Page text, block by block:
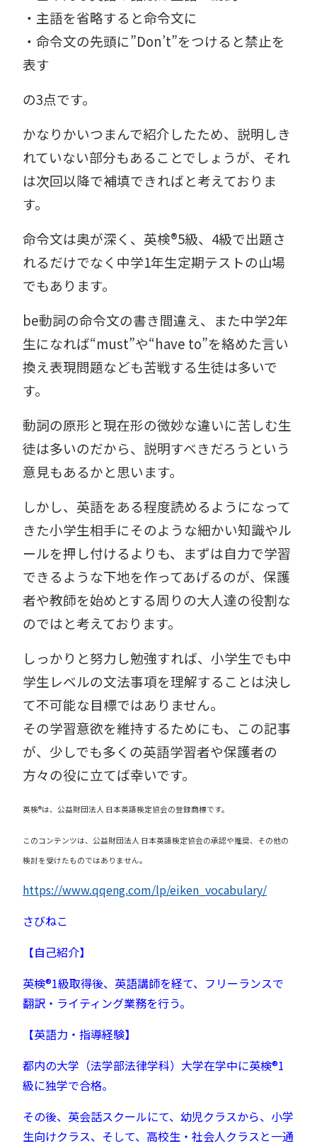
・主語を省略すると命令文に
・命令文の先頭に”Don’t”をつけると禁止を
表す
の3点です。
かなりかいつまんで紹介したため、説明しき
れていない部分もあることでしょうが、それ
は次回以降で補填できればと考えておりま
す。
命令文は奥が深く、英検®︎5級、4級で出題さ
れるだけでなく中学1年生定期テストの山場
でもあります。
be動詞の命令文の書き間違え、また中学2年
生になれば“must”や“have to”を絡めた言い
換え表現問題なども苦戦する生徒は多いで
す。
動詞の原形と現在形の微妙な違いに苦しむ生
徒は多いのだから、説明すべきだろうという
意見もあるかと思います。
しかし、英語をある程度読めるようになって
きた小学生相手にそのような細かい知識やル
ールを押し付けるよりも、まずは自力で学習
できるような下地を作ってあげるのが、保護
者や教師を始めとする周りの大人達の役割な
のではと考えております。
しっかりと努力し勉強すれば、小学生でも中
学生レベルの文法事項を理解することは決し
て不可能な目標ではありません。
その学習意欲を維持するためにも、 この記事
が、少しでも多くの英語学習者や保護者の
方々の役に立てば幸いです。
英検®︎は、公益財団法人 日本英語検定協会の登録商標です。
このコンテンツは、公益財団法人 日本英語検定協会の承認や推奨、その他の
検討を受けたものではありません。
https://www.qqeng.com/lp/eiken_vocabulary/
さびねこ
【自己紹介】
英検®︎1級取得後、英語講師を経て、フリーランスで
翻訳・ライティング業務を行う。
【英語力・指導経験】
都内の大学（法学部法律学科）大学在学中に英検®︎1
級に独学で合格。
その後、英会話スクールにて、幼児クラスから、小学
生向けクラス、そして、高校生・社会人クラスと一通